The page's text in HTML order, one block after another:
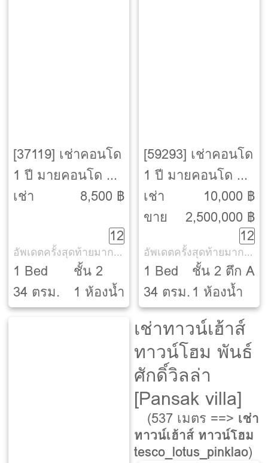
[37119] เช่าคอนโด
1 ปี มายคอนโด ปิ่น
เกล้า [My Condo
เช่า
8,500 ฿
12
อัพเดตครั้งสุดท้ายมากกว่า 30 วัน
1 Bed
34 ตรม.
ชั้น 2
1 ห้องน้ำ
[59293] เช่าคอนโด
1 ปี มายคอนโด ปิ่น
เกล้า [My Condo
Pinklao]
เช่า
10,000 ฿
ขาย
2,500,000 ฿
12
อัพเดตครั้งสุดท้ายมากกว่า 30 วัน
1 Bed
34 ตรม.
ชั้น 2 ตึก A
1 ห้องน้ำ
เช่าทาวน์เฮ้าส์
ทาวน์โฮม พันธ์
ศักดิ์วิลล่า
[Pansak villa]
(537 เมตร ==> เช่า
ทาวน์เฮ้าส์ ทาวน์โฮม
tesco_lotus_pinklao)